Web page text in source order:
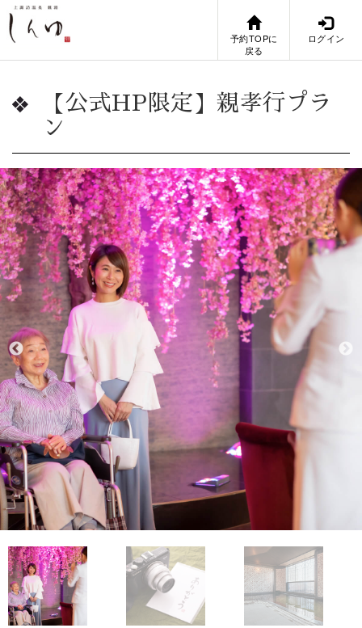
予約TOPに
戻る
ログイン
【公式HP限定】親孝行プラ
ン